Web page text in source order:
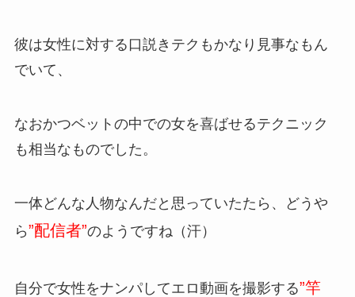
彼は女性に対する口説きテクもかなり見事なもん
でいて、
なおかつベットの中での女を喜ばせるテクニック
も相当なものでした。
一体どんな人物なんだと思っていたたら、どうや
ら”配信者”のようですね（汗）
自分で女性をナンパしてエロ動画を撮影する”竿